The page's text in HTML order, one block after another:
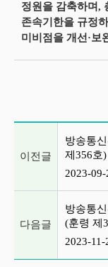
정원을 감축하며,
존속기한을 규정
미비점을 개선·보
이전글
방송통
제356호)
2023-09-
다음글
방송통
(훈령 제
2023-11-